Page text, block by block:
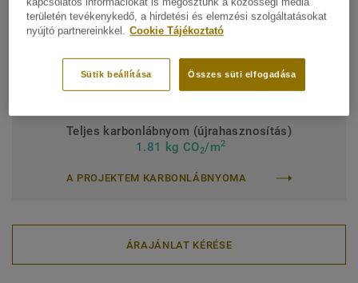
készült, és a ReStart® programunkkal újrahasznosítható.
Intézményi besorolás: 43 Erős
Tekercs (1 ref.) Lap (1 ref.)
Teljes karbonlábnyom (újrahasznosítás)
1.81 kg CO2/m2
A PROJEKTEM KARBONLÁBNYOMA
ÁRAJÁNLAT KÉRÉSE
területén tevékenykedő, a hirdetési és elemzési szolgáltatásokat
nyújtó partnereinkkel. Cookie Tájékoztató
Összes süti elfogadása
Sütik beállítása